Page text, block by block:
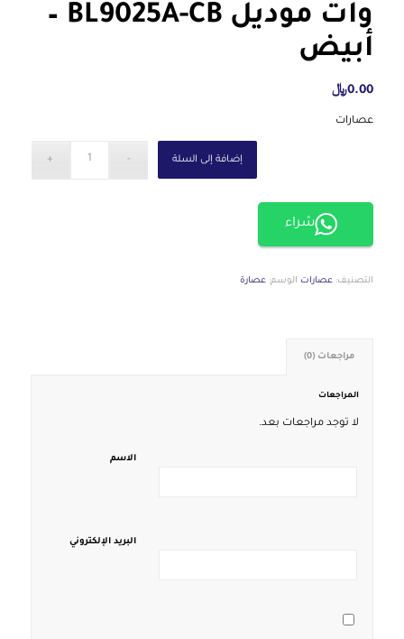
وات موديل BL9025A-CB –
أبيض
0.00﷼
عصارات
إضافة إلى السلة
شراء
التصنيف: عصارات الوسم: عصارة
مراجعات (0)
المراجعات
لا توجد مراجعات بعد.
الاسم
البريد الإلكتروني